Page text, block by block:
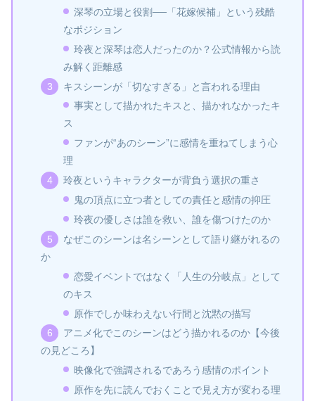
深琴の立場と役割──「花嫁候補」という残酷
なポジション
玲夜と深琴は恋人だったのか？公式情報から読
み解く距離感
キスシーンが「切なすぎる」と言われる理由
事実として描かれたキスと、描かれなかったキ
ス
ファンが“あのシーン”に感情を重ねてしまう心
理
玲夜というキャラクターが背負う選択の重さ
鬼の頂点に立つ者としての責任と感情の抑圧
玲夜の優しさは誰を救い、誰を傷つけたのか
なぜこのシーンは名シーンとして語り継がれるの
か
恋愛イベントではなく「人生の分岐点」として
のキス
原作でしか味わえない行間と沈黙の描写
アニメ化でこのシーンはどう描かれるのか【今後
の見どころ】
映像化で強調されるであろう感情のポイント
原作を先に読んでおくことで見え方が変わる理